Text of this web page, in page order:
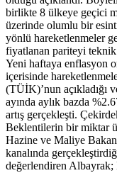
birlikte 8 ülkeye geçici
üzerinde olumlu bir
yönlü hareketlenmeler
fiyatlanan pariteyi teknik
Yeni haftaya enflasyon
içerisinde
(TÜİK)’nun açıkladığı
ayında aylık bazda
artış gerçekleşti.
Beklentilerin bir miktar
Hazine ve Maliye
kanalında
değerlendiren Albayrak;